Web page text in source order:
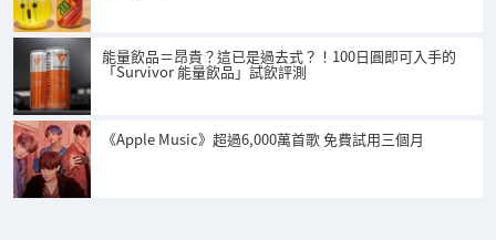
能量飲品＝昂貴？這已是過去式？！100日圓即可入手的
「Survivor 能量飲品」試飲評測
《Apple Music》超過6,000萬首歌 免費試用三個月